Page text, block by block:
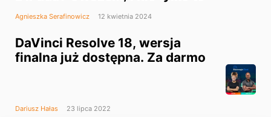
Agnieszka Serafinowicz 12 kwietnia 2024
DaVinci Resolve 18, wersja
finalna już dostępna. Za darmo
Dariusz Hałas 23 lipca 2022